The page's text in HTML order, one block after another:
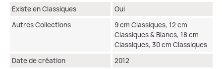
Existe en Classiques
Oui
Autres Collections
9 cm Classiques, 12 cm
Classiques & Blancs, 18 cm
Classiques, 30 cm Classiques
Date de création
2012